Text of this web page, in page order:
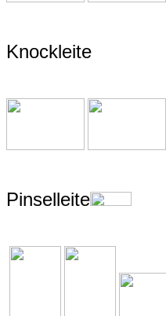
Knockleite
Pinselleite